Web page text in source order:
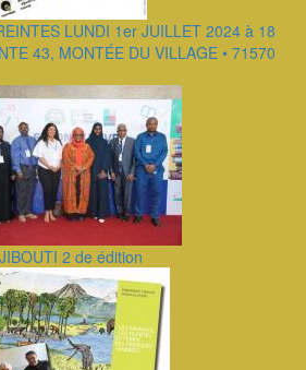
LUNDI 1er JUILLET 2024 à 18
43, MONTÉE DU VILLAGE • 71570
2 de édition